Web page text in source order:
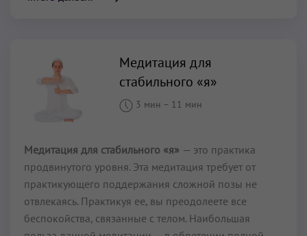
Медитация для
стабильного «я»
3 мин – 11 мин
Медитация для стабильного «я» — это практика
продвинутого уровня. Эта медитация требует от
практикующего поддержания сложной позы не
отвлекаясь. Практикуя ее, вы преодолеете все
беспокойства, связанные с телом. Наибольшая